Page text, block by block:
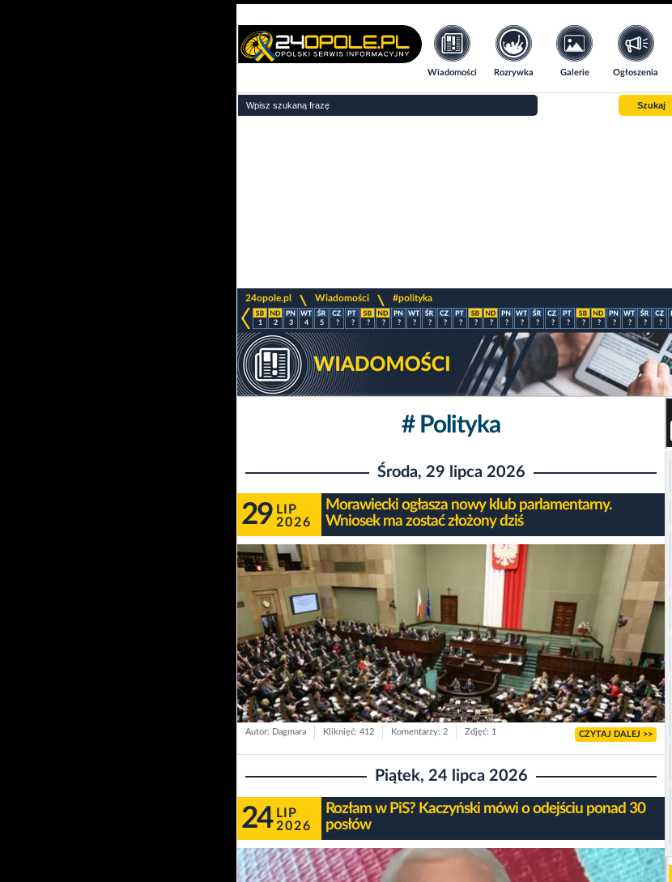
Wiadomości Rozrywka Galerie Ogłoszenia
Szukaj
24opole.pl Wiadomości #polityka
1 2 3 4 5 ? ? ? ? ? ? ? ? ? ? ? ? ? ? ? ? ? ? ? ? ? ?
# Polityka
Środa, 29 lipca 2026
29 LIP
2026
Morawiecki ogłasza nowy klub parlamentarny.
Wniosek ma zostać złożony dziś
Autor: Dagmara Kliknięć: 412 Komentarzy: 2 Zdjęć: 1 CZYTAJ DALEJ >>
Piątek, 24 lipca 2026
24 LIP
2026
Rozłam w PiS? Kaczyński mówi o odejściu ponad 30
posłów